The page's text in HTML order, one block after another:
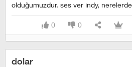
olduğumuzdur. ses ver indy,
0 0
dolar